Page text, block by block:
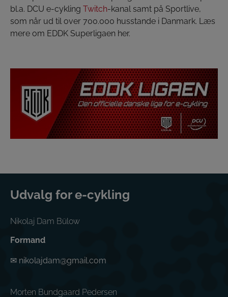
bl.a. DCU e-cykling Twitch-kanal samt på Sportlive,
som når ud til over 700.000 husstande i Danmark. Læs
mere om EDDK Superligaen her.
Udvalg for e-cykling
Nikolaj Dam Bülow
Formand
✉ nikolajdam@gmail.com
Morten Bundgaard Pedersen